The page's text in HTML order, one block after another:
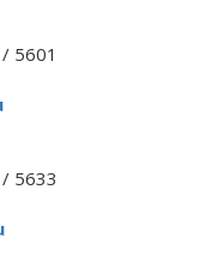
5601
5633